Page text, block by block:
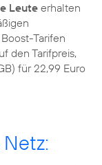
Leuteerhalten
Tarifen
den Tarifpreis,
für 22,99 Euro
Netz: